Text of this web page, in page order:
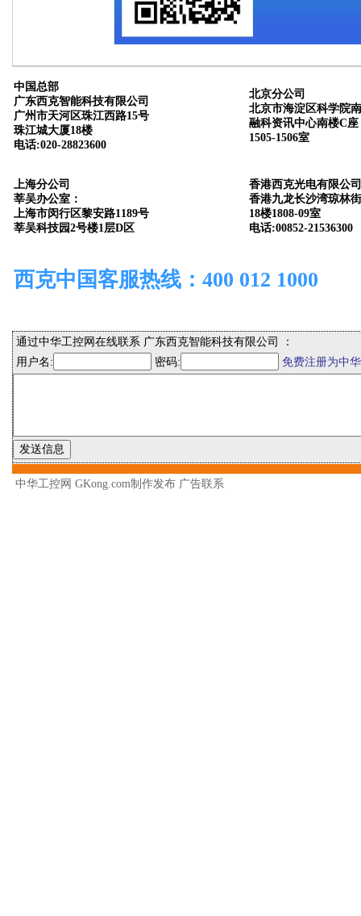
中国总部
广东西克智能科技有限公司
广州市天河区珠江西路15号
珠江城大厦18楼
电话:020-28823600
北京分公司
北京市海淀区科学院
融科资讯中心南楼C座
1505-1506室
上海分公司
莘吴办公室：
上海市闵行区黎安路1189号
莘吴科技园2号楼1层D区
香港西克光电有限公司
香港九龙长沙湾琼林
18楼1808-09室
电话:00852-21536300
西克中国客服热线：400 012 1000
通过中华工控网在线联系 广东西克智能科技有限公司 ：
用户名:
密码: 免费注册为中
中华工控网 GKong.com制作发布 广告联系